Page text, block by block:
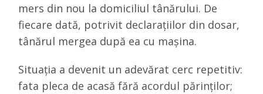
mers din nou la domiciliul tânărului. De
fiecare dată, potrivit declarațiilor din dosar,
tânărul mergea după ea cu mașina.
Situația a devenit un adevărat cerc repetitiv:
fata pleca de acasă fără acordul părinților;